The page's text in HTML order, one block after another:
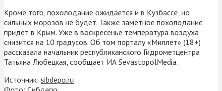
Кроме того, похолодание ожидается и в Кузбассе, но
сильных морозов не будет. Также заметное похолодание
придет в Крым. Уже в воскресенье температура воздуха
снизится на 10 градусов. Об том порталу «Миллет» (18+)
рассказала начальник республиканского Гидрометцентра
Татьяна Любецкая, сообщает ИА SevastopolMedia.
Источник: sibdepo.ru